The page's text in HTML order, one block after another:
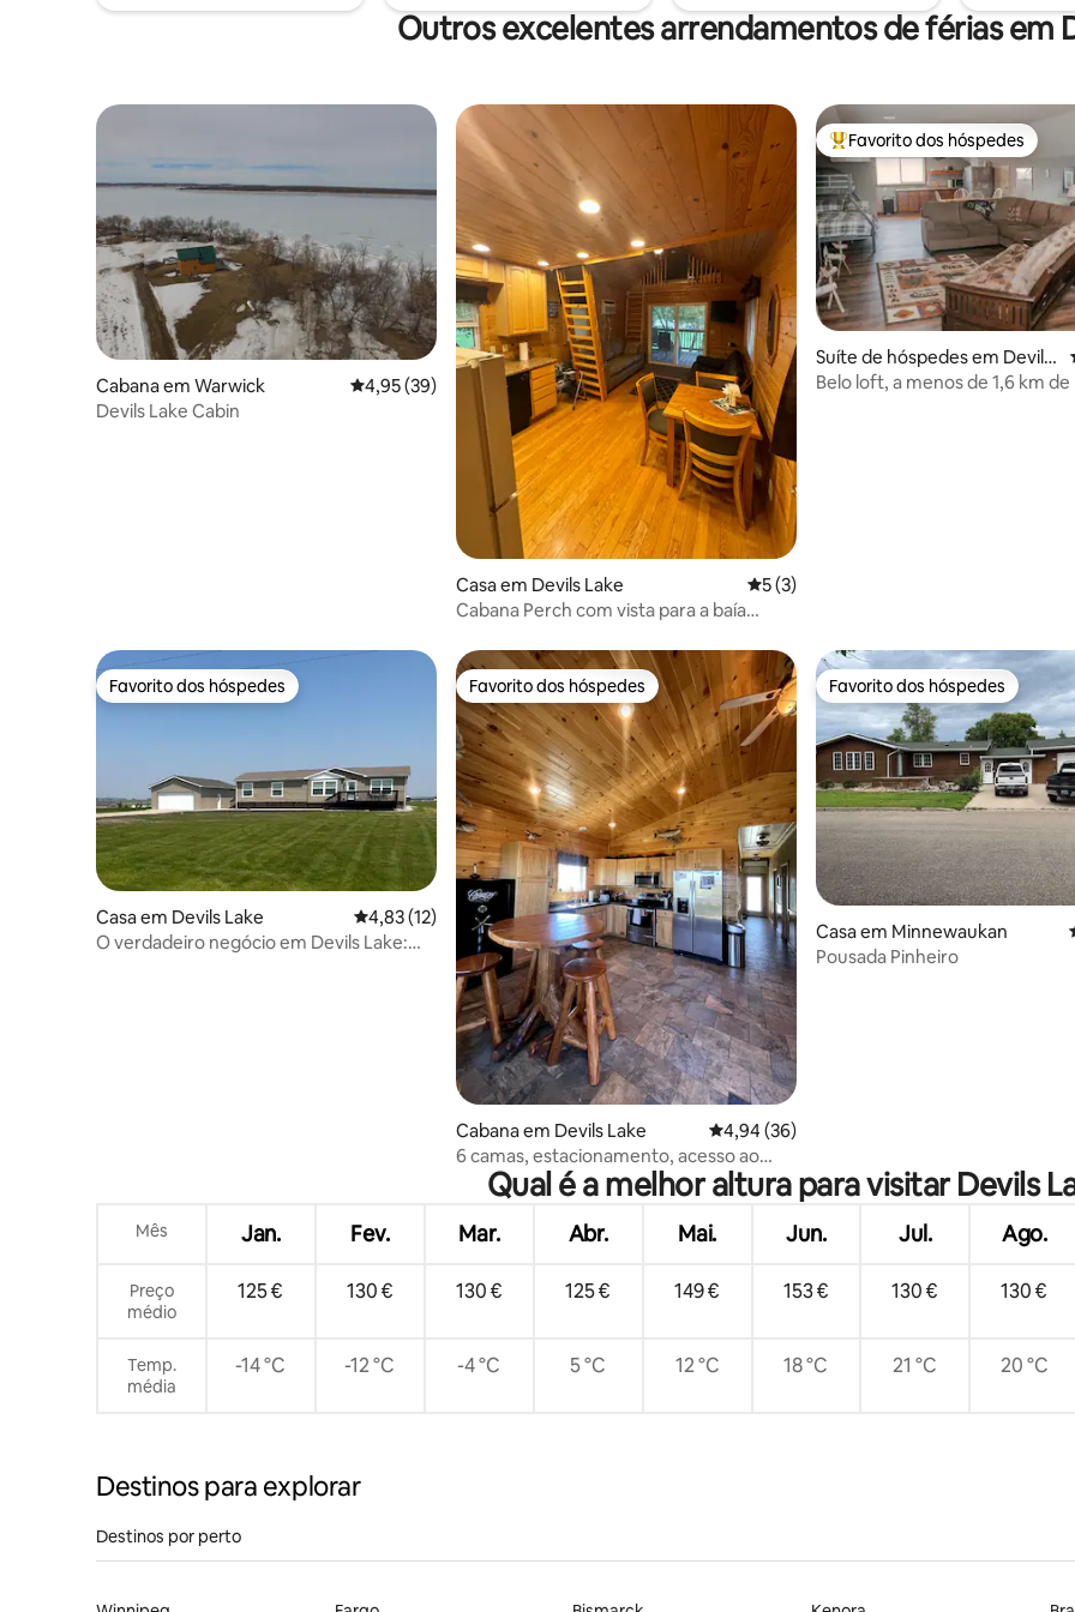
mesa de piquenique ao ar livre!
Outros excelentes arrendamentos de férias em
Cabana em Warwick Classificação média de 4,95 em 5 estrelas, 39avaliações
4,95 (39)
Devils Lake Cabin
Casa em Devils Lake Classificação média de 5 em 5 estrelas,
5 (3)
Cabana Perch com vista para a baía
Favoritos dos hóspedes mais
Favorito dos hóspedes
Suíte de hóspedes em Devils
Lake
Belo loft, a menos de 1,6 km de
Favorito dos hóspedes
Favorito dos hóspedes
Casa em Devils Lake Classificação média de 4,83 em 5 estrelas, 12avaliações
4,83 (12)
O verdadeiro negócio em Devils Lake:
Favorito dos hóspedes
Favorito dos hóspedes
Cabana em Devils Lake Classificação média de 4,94 em 5 estrelas,
4,94 (36)
6 camas, estacionamento, acesso ao
lago, cozinha, sala de estar
Favorito dos hóspedes
Favorito dos hóspedes
Casa em Minnewaukan
Pousada Pinheiro
Qual é a melhor altura para visitar Devils
Mês Jan. Fev. Mar. Abr. Mai. Jun. Jul. Ago.
Preço
médio
125 € 130 € 130 € 125 € 149 € 153 € 130 € 130 €
Temp.
média
-14 °C -12 °C -4 °C 5 °C 12 °C 18 °C 21 °C 20 °C
Destinos para explorar
Destinos por perto